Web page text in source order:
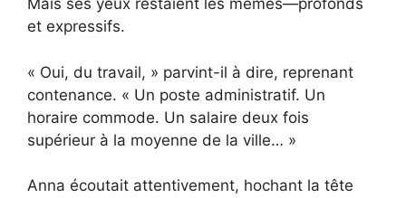
Mais ses yeux restaient les mêmes—profonds
et expressifs.
« Oui, du travail, » parvint-il à dire, reprenant
contenance. « Un poste administratif. Un
horaire commode. Un salaire deux fois
supérieur à la moyenne de la ville… »
Anna écoutait attentivement, hochant la tête